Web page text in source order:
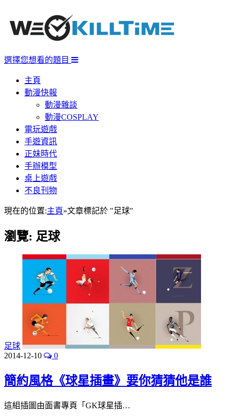
選擇您想看的題目
主頁
動漫快報
動漫雜談
動漫COSPLAY
電玩遊戲
手遊資訊
正妹時代
手辦模型
桌上遊戲
不良刊物
現在的位置:主頁»文章標記於 "足球"
瀏覽: 足球
足球
2014-12-10
0
簡約風格《球星插畫》要你猜猜他是誰
這組插圖由面書專頁「GK球星插…